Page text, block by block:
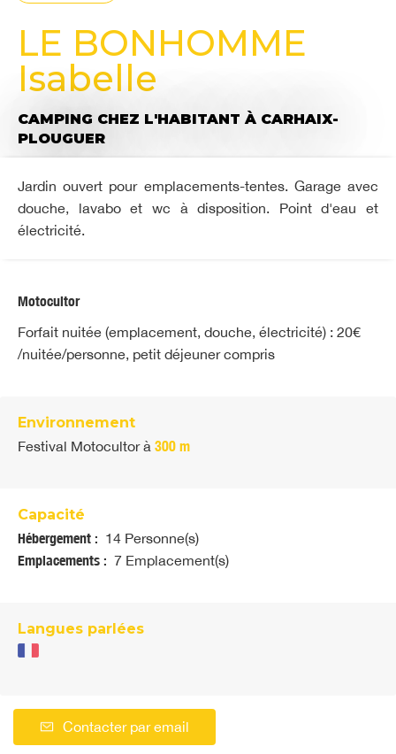
LE BONHOMME
Isabelle
CAMPING CHEZ L'HABITANT À CARHAIX-
PLOUGUER
Jardin ouvert pour emplacements-tentes. Garage avec
douche, lavabo et wc à disposition. Point d'eau et
électricité.
Motocultor
Forfait nuitée (emplacement, douche, électricité) : 20€
/nuitée/personne, petit déjeuner compris
Environnement
Festival Motocultorà 300 m
Capacité
Hébergement : 14 Personne(s)
Emplacements : 7 Emplacement(s)
Langues parlées
Contacter par email